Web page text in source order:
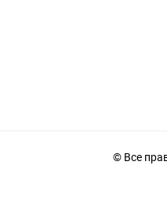
© Все